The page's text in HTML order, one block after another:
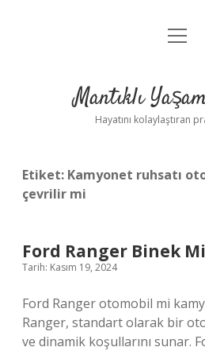
Anasayfa
Yasal
menüyü
Mantıklı
Hayatını kolaylaştıran
Etiket: Kamyonet ruhsatı
çevrilir mi
Ford Ranger Binek
Tarih: Kasım 19, 2024
Ford Ranger otomobil mi
Ranger, standart olarak bir
ve dinamik koşullarını sunar.